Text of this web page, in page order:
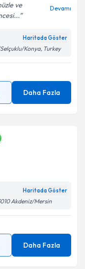
ve
Devamı
Haritada Göster
Konya, Turkey
Daha Fazla
Haritada Göster
Akdeniz/Mersin
Daha Fazla